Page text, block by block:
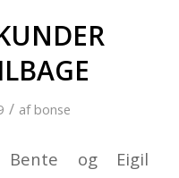
/ afbonse
og Eigil